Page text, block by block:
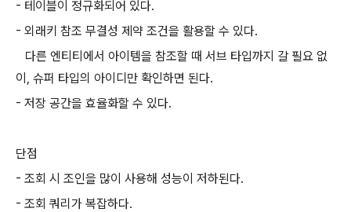
- 테이블이 정규화되어 있다.
- 외래키 참조 무결성 제약 조건을 활용할 수 있다.
다른 엔티티에서 아이템을 참조할 때 서브 타입까지 갈 필요 없
이, 슈퍼 타입의 아이디만 확인하면 된다.
- 저장 공간을 효율화할 수 있다.
단점
- 조회 시 조인을 많이 사용해 성능이 저하된다.
- 조회 쿼리가 복잡하다.